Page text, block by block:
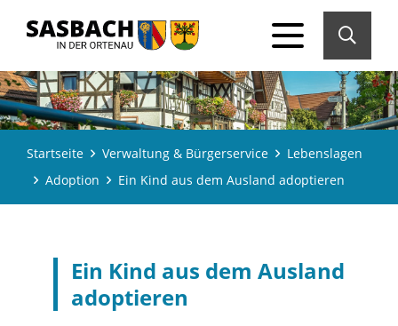
Startseite Verwaltung & Bürgerservice
Lebenslagen
Adoption
Ein Kind aus dem Ausland adoptieren
Ein Kind aus dem Ausland
adoptieren